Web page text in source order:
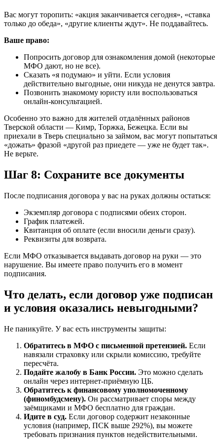
Вас могут торопить: «акция заканчивается сегодня», «ставка
только до обеда», «другие клиенты ждут». Не поддавайтесь.
Ваше право:
Попросить договор для ознакомления домой (некоторые
МФО дают, но не все).
Сказать «я подумаю» и уйти. Если условия
действительно выгодные, они никуда не денутся завтра.
Позвонить знакомому юристу или воспользоваться
онлайн-консультацией.
Особенно это важно для жителей отдалённых районов
Тверской области — Кимр, Торжка, Бежецка. Если вы
приехали в Тверь специально за займом, вас могут попытаться
«дожать» фразой «другой раз приедете — уже не будет так».
Не верьте.
Шаг 8: Сохраните все документы
После подписания договора у вас на руках должны остаться:
Экземпляр договора с подписями обеих сторон.
График платежей.
Квитанция об оплате (если вносили деньги сразу).
Реквизиты для возврата.
Если МФО отказывается выдавать договор на руки — это
нарушение. Вы имеете право получить его в момент
подписания.
Что делать, если договор уже подписан
и условия оказались невыгодными?
Не паникуйте. У вас есть инструменты защиты:
Обратитесь в МФО с письменной претензией. Если
навязали страховку или скрыли комиссию, требуйте
пересчёта.
Подайте жалобу в Банк России. Это можно сделать
онлайн через интернет-приёмную ЦБ.
Обратитесь к финансовому уполномоченному
(финомбудсмену). Он рассматривает споры между
заёмщиками и МФО бесплатно для граждан.
Идите в суд. Если договор содержит незаконные
условия (например, ПСК выше 292%), вы можете
требовать признания пунктов недействительными.